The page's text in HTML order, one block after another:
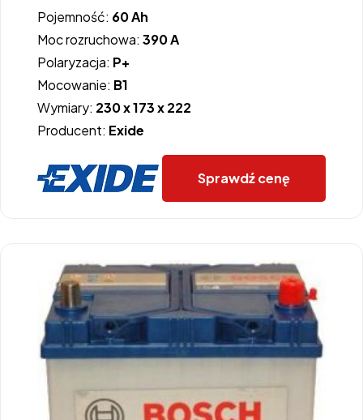
Pojemność: 60 Ah
Moc rozruchowa: 390 A
Polaryzacja: P+
Mocowanie: B1
Wymiary: 230 x 173 x 222
Producent: Exide
Sprawdź cenę